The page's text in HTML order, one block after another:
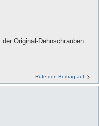
Original-Dehnschrauben
Rufe den Beitrag auf